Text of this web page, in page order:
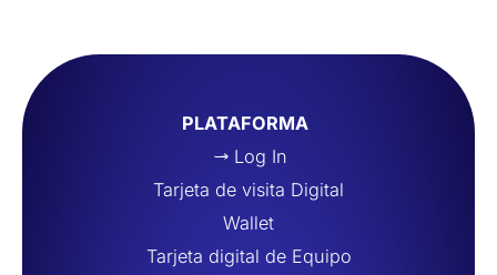
PLATAFORMA
Log In
Tarjeta de visita Digital
Wallet
Tarjeta digital de Equipo